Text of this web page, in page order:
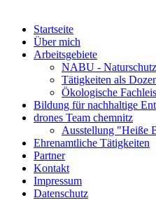
Startseite
Über mich
Arbeitsgebiete
NABU -
Tätigkeiten als
Ökologische
Bildung für nachhaltige
drones Team chemnitz
Ausstellung "Heiße
Ehrenamtliche Tätigkeiten
Partner
Kontakt
Impressum
Datenschutz